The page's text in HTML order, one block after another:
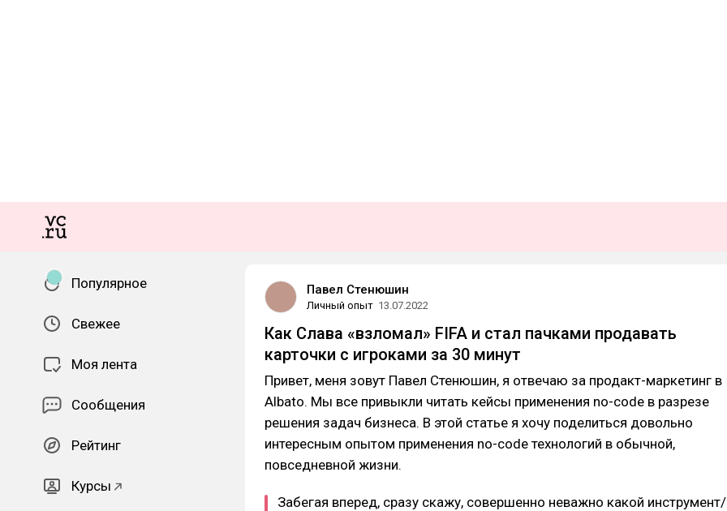
Популярное
Свежее
Моя лента
Сообщения
Рейтинг
Курсы
Павел Стенюшин
Личный опыт 13.07.2022
Как Слава «взломал» FIFA и стал пачками продавать
карточки с игроками за 30 минут
Привет, меня зовут Павел Стенюшин, я отвечаю за продакт-маркетинг в
Albato. Мы все привыкли читать кейсы применения no-code в разрезе
решения задач бизнеса. В этой статье я хочу поделиться довольно
интересным опытом применения no-code технологий в обычной,
повседневной жизни.
Забегая вперед, сразу скажу, совершенно неважно какой инструмент/